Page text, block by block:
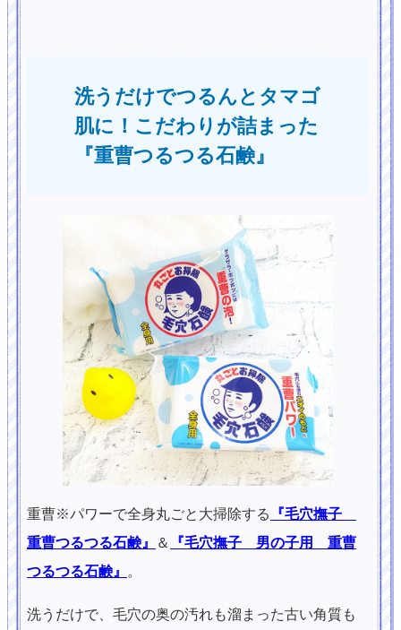
洗うだけでつるんとタマゴ
肌に！こだわりが詰まった
『重曹つるつる石鹸』
重曹※パワーで全身丸ごと大掃除する
『毛穴撫子
重曹つるつる石鹸』
＆
『毛穴撫子 男の子用 重曹
つるつる石鹸』
。
洗うだけで、毛穴の奥の汚れも溜まった古い角質も